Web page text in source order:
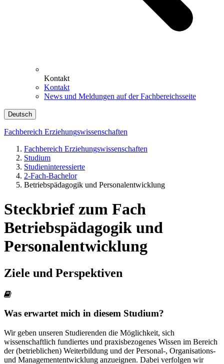
Kontakt
Kontakt
News und Meldungen auf der Fachbereichsseite
Deutsch
Fachbereich Erziehungswissenschaften
Fachbereich Erziehungswissenschaften
Studium
Studieninteressierte
2-Fach-Bachelor
Betriebspädagogik und Personalentwicklung
Steckbrief zum Fach
Betriebspädagogik und
Personalentwicklung
Ziele und Perspektiven
Was erwartet mich in diesem Studium?
Wir geben unseren Studierenden die Möglichkeit, sich
wissenschaftlich fundiertes und praxisbezogenes Wissen im Bereich
der (betrieblichen) Weiterbildung und der Personal-, Organisations-
und Managemententwicklung anzueignen. Dabei verfolgen wir